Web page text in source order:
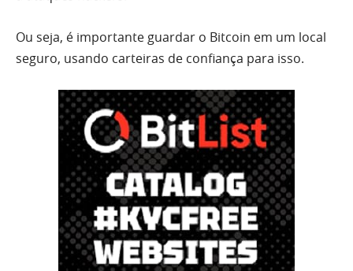
Ou seja, é importante guardar o Bitcoin em um local
seguro, usando carteiras de confiança para isso.